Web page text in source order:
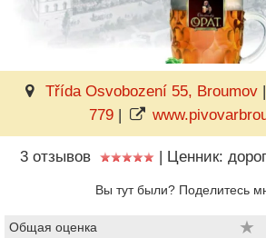
Třída Osvobození 55, Broumov|
779 |
3 отзывов | Ценник:
Вы тут были? Поделитесь
Общая оценка ★